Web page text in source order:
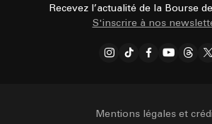
Recevez l’actualité de la Bourse
S'inscrire à nos
Mentions légales et